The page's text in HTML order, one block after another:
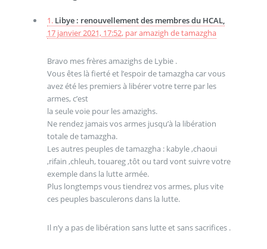
1. Libye : renouvellement des membres du HCAL,
17 janvier 2021, 17:52, paramazigh de tamazgha
Bravo mes frères amazighs de Lybie .
Vous êtes là fierté et l’espoir de tamazgha car vous
avez été les premiers à libérer votre terre par les
armes, c’est
la seule voie pour les amazighs.
Ne rendez jamais vos armes jusqu’à la libération
totale de tamazgha.
Les autres peuples de tamazgha : kabyle ,chaoui
,rifain ,chleuh, touareg ,tôt ou tard vont suivre votre
exemple dans la lutte armée.
Plus longtemps vous tiendrez vos armes, plus vite
ces peuples basculerons dans la lutte.
Il n’y a pas de libération sans lutte et sans sacrifices .